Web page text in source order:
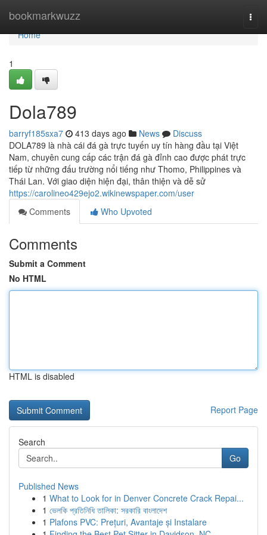
bookmarkwuzz
Home
Home
1
Dola789
barryf185sxa7 413 days ago News
Discuss
DOLA789 là nhà cái đá gà trực tuyến uy tín hàng đầu tại Việt
Nam, chuyên cung cấp các trận đá gà đỉnh cao được phát trực
tiếp từ những đấu trường nổi tiếng như Thomo, Philippines và
Thái Lan. Với giao diện hiện đại, thân thiện và dễ sử
https://carolineo429ejo2.wikinewspaper.com/user
Comments
Who Upvoted
Comments
Submit a Comment
No HTML
HTML is disabled
Report Page
Search
Go
Published News
1 What to Look for in Denver Concrete Crack Repai...
1 ভেলকি প্রতিনিধি তালিকা: সরকারি বাংলাদেশ
1 Plafons PVC: Prețuri, Avantaje și Instalare